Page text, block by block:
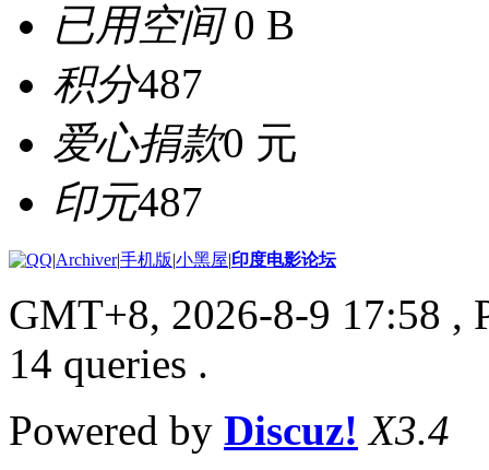
已用空间0 B
积分487
爱心捐款0 元
印元487
|Archiver|手机版|小黑屋|印度电影论坛
GMT+8, 2026-8-9 17:58 ,
14 queries .
Powered by Discuz! X3.4